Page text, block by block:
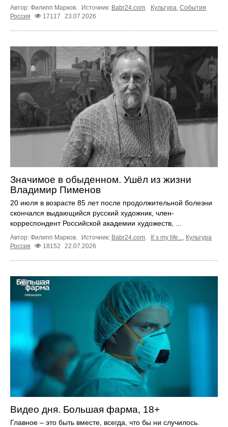
Автор: Филипп Марков. Источник: Babr24.com. Культура, События
Россия
17117 23.07.2026
Значимое в обыденном. Ушёл из жизни
Владимир Пименов
20 июля в возрасте 85 лет после продолжительной болезни
скончался выдающийся русский художник, член-
корреспондент Российской академии художеств, ...
Автор: Филипп Марков. Источник: Babr24.com. It`s my life..., Культура
Россия
18152 22.07.2026
Видео дня. Большая фарма, 18+
Главное – это быть вместе, всегда, что бы ни случилось.